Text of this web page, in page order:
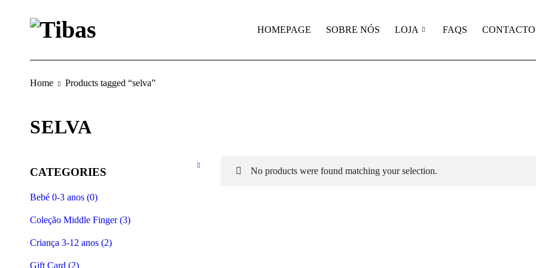
HOMEPAGE SOBRE NÓS LOJA FAQS
Home Products tagged “selva”
SELVA
CATEGORIES
Bebé 0-3 anos (0)
Coleção Middle Finger (3)
Criança 3-12 anos (2)
Gift Card (2)
No products were found matching your selection.